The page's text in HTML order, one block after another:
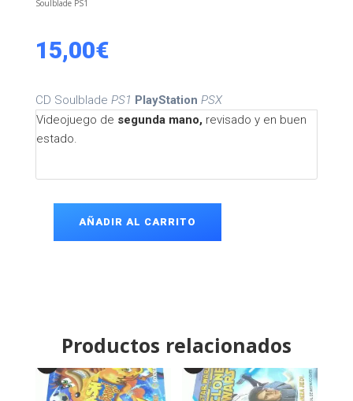
Soulblade PS1
15,00€
CD Soulblade PS1 PlayStation PSX
Videojuego de segunda mano, revisado y en buen
estado.
Soulblade
AÑADIR AL CARRITO
Productos relacionados